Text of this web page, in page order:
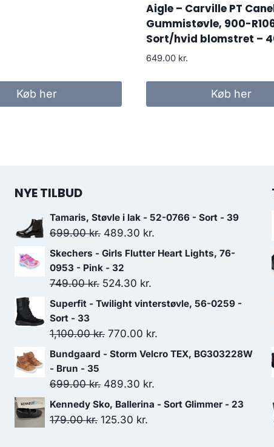
Køb her
Aigle – Carville PT
Gummistøvle, 900-
Sort/hvid blomstret –
649.00 kr.
Køb her
NYE TILBUD
Tamaris, Støvle i lak - 52-0766 - Sort - 39
699.00kr. Den
oprindelige
pris
var:
699.00 kr..
489.30 kr.
aktuelle
489.30 kr..
Skechers - Girls Flutter Heart Lights, 76-
0953 - Pink - 32
749.00kr. Den
oprindelige
var:
749.00 kr..
524.30 kr.
aktuelle
er:
524.30 kr..
Superfit - Twilight vinterstøvle, 56-0259 -
Sort - 33
1,100.00kr. Den
oprindelige
var:
1,100.00 kr..
770.00 kr.
aktuelle
770.00 kr..
Bundgaard - Storm Velcro TEX, BG303228W
- Brun - 35
699.00kr. Den
oprindelige
pris
489.30 kr.
aktuelle
Kennedy Sko, Ballerina - Sort Glimmer - 23
179.00kr. Den
125.30 kr.